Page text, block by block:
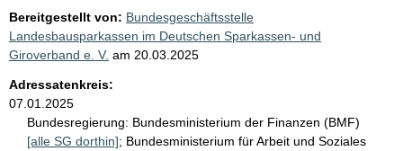
Bereitgestellt von: Bundesgeschäftsstelle
Landesbausparkassen im Deutschen Sparkassen- und
Giroverband e. V. am 20.03.2025
Adressatenkreis:
07.01.2025
Bundesregierung: Bundesministerium der Finanzen (BMF)
[alle SG dorthin]; Bundesministerium für Arbeit und Soziales